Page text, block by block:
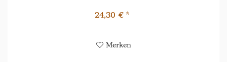
24,30 € *
Merken